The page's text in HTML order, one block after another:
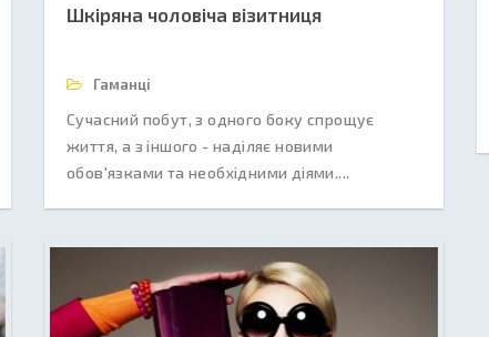
Шкіряна чоловіча візитниця
Гаманці
Сучасний побут, з одного боку спрощує
життя, а з іншого - наділяє новими
обов'язками та необхідними діями....